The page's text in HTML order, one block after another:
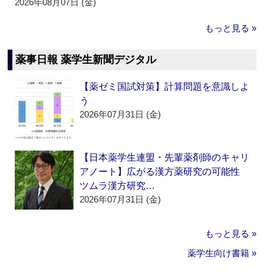
2026年08月07日 (金)
もっと見る »
薬事日報 薬学生新聞デジタル
【薬ゼミ国試対策】計算問題を意識しよ
う
2026年07月31日 (金)
【日本薬学生連盟・先輩薬剤師のキャリ
アノート】広がる漢方薬研究の可能性
ツムラ漢方研究…
2026年07月31日 (金)
もっと見る »
薬学生向け書籍 »